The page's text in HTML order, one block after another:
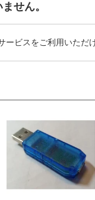
せん。
ビスをご利用いただ